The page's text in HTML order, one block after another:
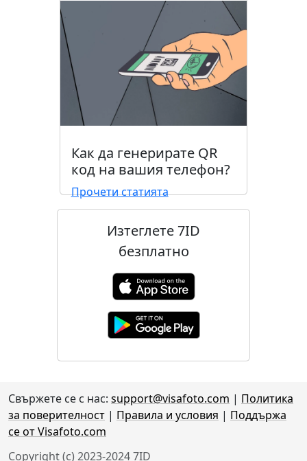
Прочети статията
Как да генерирате QR
код на вашия телефон?
Прочети статията
Изтеглете 7ID
безплатно
Свържете се с нас: support@visafoto.com | Политика
за поверителност | Правила и условия | Поддържа
се от Visafoto.com
Copyright (c) 2023-2024 7ID